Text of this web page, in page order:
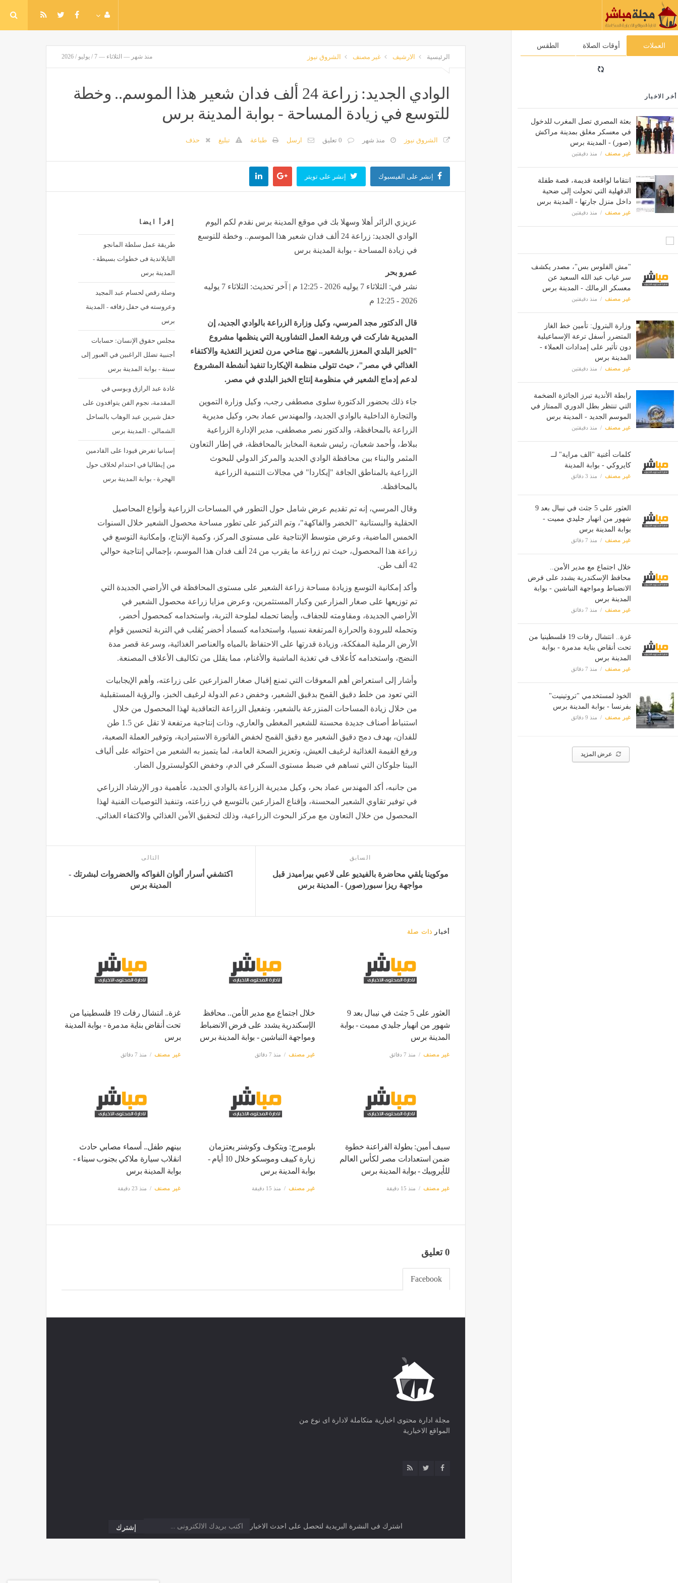
العملات أوقات الصلاة الطقس
أخر الاخبار
بعثة المصري تصل المغرب للدخول
في معسكر مغلق بمدينة مراكش
(صور) - المدينة برس
غير مصنف منذ دقيقتين
انتقاما لواقعة قديمة، قصة طفلة
الدقهلية التي تحولت إلى ضحية
داخل منزل جارتها - المدينة برس
غير مصنف منذ دقيقتين
"مش الفلوس بس"، مصدر يكشف
سر غياب عبد الله السعيد عن
معسكر الزمالك - المدينة برس
غير مصنف منذ دقيقتين
وزارة البترول: تأمين خط الغاز
المتضرر أسفل ترعة الإسماعيلية
دون تأثير على إمدادات العملاء -
المدينة برس
غير مصنف منذ دقيقتين
رابطة الأندية تبرز الجائزة الضخمة
التي تنتظر بطل الدوري الممتاز في
الموسم الجديد - المدينة برس
غير مصنف منذ دقيقتين
كلمات أغنية "الف مراية" لــ
كايروكي - بوابة المدينة
غير مصنف منذ 3 دقائق
العثور على 5 جثث في نيبال بعد 9
شهور من انهيار جليدي مميت -
بوابة المدينة برس
غير مصنف منذ 7 دقائق
خلال اجتماع مع مدير الأمن..
محافظ الإسكندرية يشدد على فرض
الانضباط ومواجهة النباشين - بوابة
المدينة برس
غير مصنف منذ 7 دقائق
غزة.. انتشال رفات 19 فلسطينيا من
تحت أنقاض بناية مدمرة - بوابة
المدينة برس
غير مصنف منذ 7 دقائق
الخوذ لمستخدمي "تروتينيت"
بفرنسا - بوابة المدينة برس
غير مصنف منذ 9 دقائق
عرض المزيد
الرئيسية الارشيف غير مصنف الشروق نيوز منذ شهر — الثلاثاء — 7 / يوليو / 2026
الوادي الجديد: زراعة 24 ألف فدان شعير هذا الموسم.. وخطة
للتوسع في زيادة المساحة - بوابة المدينة برس
الشروق نيوز منذ شهر 0 تعليق ارسل طباعة تبليغ حذف
إنشر على الفيسبوك إنشر على تويتر
إقرأ ايضا
طريقة عمل سلطة المانجو
التايلاندية فى خطوات بسيطة -
المدينة برس
وصلة رقص لحسام عبد المجيد
وعروسته في حفل زفافه - المدينة
برس
مجلس حقوق الإنسان: حسابات
أجنبية تضلل الراغبين في العبور إلى
سبتة - بوابة المدينة برس
غادة عبد الرازق وبوسي في
المقدمة، نجوم الفن يتوافدون على
حفل شيرين عبد الوهاب بالساحل
الشمالي - المدينة برس
إسبانيا تفرض قيودا على القادمين
من إيطاليا في احتدام لخلاف حول
الهجرة - بوابة المدينة برس
عزيزي الزائر أهلا وسهلا بك في موقع المدينة برس نقدم لكم اليوم
الوادي الجديد: زراعة 24 ألف فدان شعير هذا الموسم.. وخطة للتوسع
في زيادة المساحة - بوابة المدينة برس
عمرو بحر
نشر في: الثلاثاء 7 يوليه 2026 - 12:25 م | آخر تحديث: الثلاثاء 7 يوليه
2026 - 12:25 م
قال الدكتور مجد المرسي، وكيل وزارة الزراعة بالوادي الجديد، إن
المديرية شاركت في ورشة العمل التشاورية التي ينظمها مشروع
"الخبز البلدي المعزز بالشعير.. نهج مناخي مرن لتعزيز التغذية والاكتفاء
الغذائي في مصر"، حيث تتولى منظمة الإيكاردا تنفيذ أنشطة المشروع
لدعم إدماج الشعير في منظومة إنتاج الخبز البلدي في مصر.
جاء ذلك بحضور الدكتورة سلوى مصطفى رجب، وكيل وزارة التموين
والتجارة الداخلية بالوادي الجديد، والمهندس عماد بحر، وكيل مديرية
الزراعة بالمحافظة، والدكتور نصر مصطفى، مدير الإدارة الزراعية
ببلاط، وأحمد شعبان، رئيس شعبة المخابز بالمحافظة، في إطار التعاون
المثمر والبناء بين محافظة الوادي الجديد والمركز الدولي للبحوث
الزراعية بالمناطق الجافة "إيكاردا" في مجالات التنمية الزراعية
بالمحافظة.
وقال المرسي، إنه تم تقديم عرض شامل حول التطور في المساحات الزراعية وأنواع المحاصيل
الحقلية والبستانية "الخضر والفاكهة"، وتم التركيز على تطور مساحة محصول الشعير خلال السنوات
الخمس الماضية، وعرض متوسط الإنتاجية على مستوى المركز، وكمية الإنتاج، وإمكانية التوسع في
زراعة هذا المحصول، حيث تم زراعة ما يقرب من 24 ألف فدان هذا الموسم، بإجمالي إنتاجية حوالي
42 ألف طن.
وأكد إمكانية التوسع وزيادة مساحة زراعة الشعير على مستوى المحافظة في الأراضي الجديدة التي
تم توزيعها على صغار المزارعين وكبار المستثمرين، وعرض مزايا زراعة محصول الشعير في
الأراضي الجديدة، ومقاومته للجفاف، وأيضا تحمله لملوحة التربة، واستخدامه كمحصول أخضر،
وتحمله للبرودة والحرارة المرتفعة نسبيا، واستخدامه كسماد أخضر يُقلب في التربة لتحسين قوام
الأرض الرملية المفككة، وزيادة قدرتها على الاحتفاظ بالمياه والعناصر الغذائية، وسرعة قصر مدة
النضج، واستخدامه كأعلاف في تغذية الماشية والأغنام، مما يقلل من تكاليف الأعلاف المصنعة.
وأشار إلى استعراض أهم المعوقات التي تمنع إقبال صغار المزارعين على زراعته، وأهم الإيجابيات
التي تعود من خلط دقيق القمح بدقيق الشعير، وخفض دعم الدولة لرغيف الخبز، والرؤية المستقبلية
من خلال زيادة المساحات المنزرعة بالشعير، وتفعيل الزراعة التعاقدية لهذا المحصول من خلال
استنباط أصناف جديدة محسنة للشعير المغطى والعاري، وذات إنتاجية مرتفعة لا تقل عن 1.5 طن
للفدان، بهدف دمج دقيق الشعير مع دقيق القمح لخفض الفاتورة الاستيرادية، وتوفير العملة الصعبة،
ورفع القيمة الغذائية لرغيف العيش، وتعزيز الصحة العامة، لما يتميز به الشعير من احتوائه على ألياف
البيتا جلوكان التي تساهم في ضبط مستوى السكر في الدم، وخفض الكوليسترول الضار.
من جانبه، أكد المهندس عماد بحر، وكيل مديرية الزراعة بالوادي الجديد، عأهمية دور الإرشاد الزراعي
في توفير تقاوي الشعير المحسنة، وإقناع المزارعين بالتوسع في زراعته، وتنفيذ التوصيات الفنية لهذا
المحصول من خلال التعاون مع مركز البحوث الزراعية، وذلك لتحقيق الأمن الغذائي والاكتفاء الغذائي.
السابق
موكوينا يلقي محاضرة بالفيديو على لاعبي بيراميدز قبل
مواجهة ريزا سبور(صور) - المدينة برس
التالى
اكتشفي أسرار ألوان الفواكه والخضروات لبشرتك -
المدينة برس
أخبار ذات صلة
العثور على 5 جثث في نيبال بعد 9
شهور من انهيار جليدي مميت - بوابة
المدينة برس
غير مصنف منذ 7 دقائق
خلال اجتماع مع مدير الأمن.. محافظ
الإسكندرية يشدد على فرض الانضباط
ومواجهة النباشين - بوابة المدينة برس
غير مصنف منذ 7 دقائق
غزة.. انتشال رفات 19 فلسطينيا من
تحت أنقاض بناية مدمرة - بوابة المدينة
برس
غير مصنف منذ 7 دقائق
سيف أمين: بطولة الفراعنة خطوة
ضمن استعدادات مصر لكأس العالم
للأيروبيك - بوابة المدينة برس
غير مصنف منذ 15 دقيقة
بلومبرج: ويتكوف وكوشنر يعتزمان
زيارة كييف وموسكو خلال 10 أيام -
بوابة المدينة برس
غير مصنف منذ 15 دقيقة
بينهم طفل.. أسماء مصابي حادث
انقلاب سيارة ملاكي بجنوب سيناء -
بوابة المدينة برس
غير مصنف منذ 23 دقيقة
0 تعليق
Facebook
مجلة ادارة محتوى اخبارية متكاملة لادارة اى نوع من
المواقع الاخبارية
اشترك فى النشرة البريدية لتحصل على احدث الاخبار